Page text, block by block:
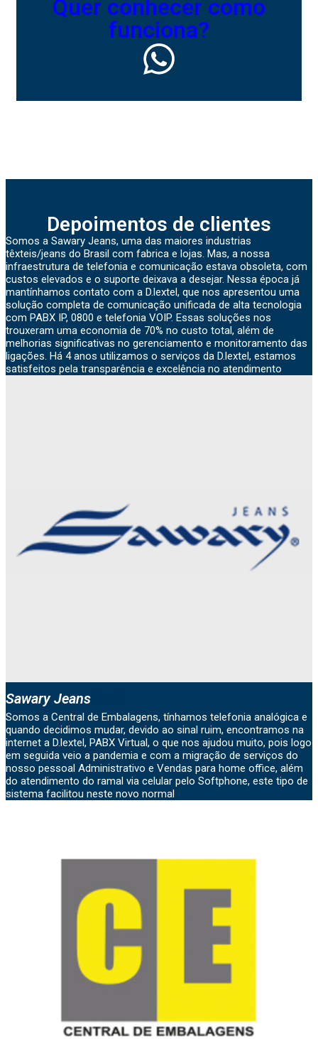
Quer conhecer como
funciona?
Depoimentos de clientes
Somos a Sawary Jeans, uma das maiores industrias
têxteis/jeans do Brasil com fabrica e lojas. Mas, a nossa
infraestrutura de telefonia e comunicação estava obsoleta, com
custos elevados e o suporte deixava a desejar. Nessa época já
mantínhamos contato com a D.lextel, que nos apresentou uma
solução completa de comunicação unificada de alta tecnologia
com PABX IP, 0800 e telefonia VOIP. Essas soluções nos
trouxeram uma economia de 70% no custo total, além de
melhorias significativas no gerenciamento e monitoramento das
ligações. Há 4 anos utilizamos o serviços da D.lextel, estamos
satisfeitos pela transparência e excelência no atendimento
Sawary Jeans
Somos a Central de Embalagens, tínhamos telefonia analógica e
quando decidimos mudar, devido ao sinal ruim, encontramos na
internet a D.lextel, PABX Virtual, o que nos ajudou muito, pois logo
em seguida veio a pandemia e com a migração de serviços do
nosso pessoal Administrativo e Vendas para home office, além
do atendimento do ramal via celular pelo Softphone, este tipo de
sistema facilitou neste novo normal